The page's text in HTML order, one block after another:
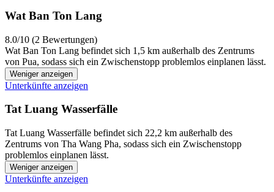
Wat Ban Ton Lang
8.0/10 (2 Bewertungen)
Wat Ban Ton Lang befindet sich 1,5 km außerhalb des Zentrums
von Pua, sodass sich ein Zwischenstopp problemlos einplanen lässt.
Weniger anzeigen
Unterkünfte anzeigen
Tat Luang Wasserfälle
Tat Luang Wasserfälle befindet sich 22,2 km außerhalb des
Zentrums von Tha Wang Pha, sodass sich ein Zwischenstopp
problemlos einplanen lässt.
Weniger anzeigen
Unterkünfte anzeigen